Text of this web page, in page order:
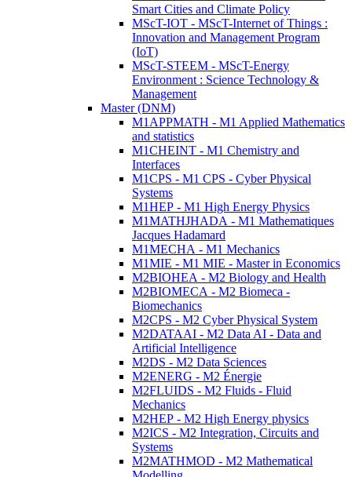
Smart Cities and Climate Policy
MScT-IOT - MScT-Internet of Things :
Innovation and Management Program
(IoT)
MScT-STEEM - MScT-Energy
Environment : Science Technology &
Management
Master (DNM)
M1APPMATH - M1 Applied Mathematics
and statistics
M1CHEINT - M1 Chemistry and
Interfaces
M1CPS - M1 CPS - Cyber Physical
Systems
M1HEP - M1 High Energy Physics
M1MATHJHADA - M1 Mathematiques
Jacques Hadamard
M1MECHA - M1 Mechanics
M1MIE - M1 MIE - Master in Economics
M2BIOHEA - M2 Biology and Health
M2BIOMECA - M2 Biomeca -
Biomechanics
M2CPS - M2 Cyber Physical System
M2DATAAI - M2 Data AI - Data and
Artificial Intelligence
M2DS - M2 Data Sciences
M2ENERG - M2 Énergie
M2FLUIDS - M2 Fluids - Fluid
Mechanics
M2HEP - M2 High Energy physics
M2ICS - M2 Integration, Circuits and
Systems
M2MATHMOD - M2 Mathematical